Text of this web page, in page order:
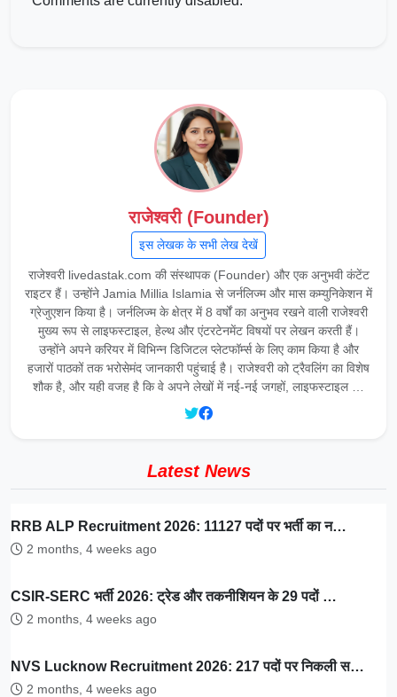
राजेश्वरी (Founder)
इस लेखक के सभी लेख देखें
राजेश्वरी livedastak.com की संस्थापक (Founder) और एक अनुभवी कंटेंट
राइटर हैं। उन्होंने Jamia Millia Islamia से जर्नलिज्म और मास कम्युनिकेशन में
ग्रेजुएशन किया है। जर्नलिज्म के क्षेत्र में 8 वर्षों का अनुभव रखने वाली राजेश्वरी
मुख्य रूप से लाइफस्टाइल, हेल्थ और एंटरटेनमेंट विषयों पर लेखन करती हैं।
उन्होंने अपने करियर में विभिन्न डिजिटल प्लेटफॉर्म्स के लिए काम किया है और
हजारों पाठकों तक भरोसेमंद जानकारी पहुंचाई है। राजेश्वरी को ट्रैवलिंग का विशेष
शौक है, और यही वजह है कि वे अपने लेखों में नई-नई जगहों, लाइफस्टाइल …
Latest News
RRB ALP Recruitment 2026: 11127 पदों पर भर्ती का न…
2 months, 4 weeks ago
CSIR-SERC भर्ती 2026: ट्रेड और तकनीशियन के 29 पदों …
2 months, 4 weeks ago
NVS Lucknow Recruitment 2026: 217 पदों पर निकली स…
2 months, 4 weeks ago